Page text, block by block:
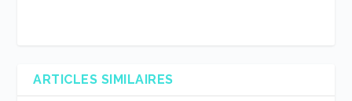
ARTICLES SIMILAIRES